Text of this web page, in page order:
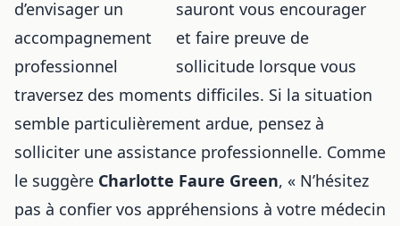
sauront vous encourager
et faire preuve de
sollicitude lorsque vous
traversez des moments difficiles. Si la situation
semble particulièrement ardue, pensez à
solliciter une assistance professionnelle. Comme
le suggère Charlotte Faure Green, « N’hésitez
pas à confier vos appréhensions à votre médecin